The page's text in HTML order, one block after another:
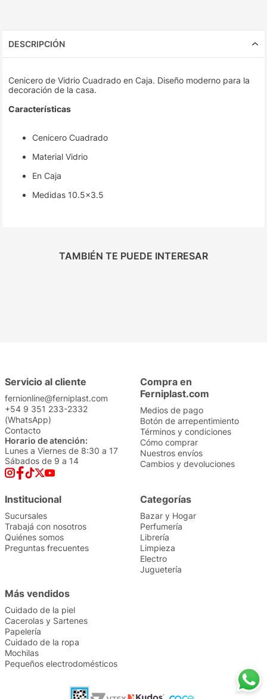
DESCRIPCIÓN
Cenicero de Vidrio Cuadrado en Caja. Diseño moderno para la
decoración de la casa.
Características
Cenicero Cuadrado
Material Vidrio
En Caja
Medidas 10.5x3.5
TAMBIÉN TE PUEDE INTERESAR
Servicio al cliente
fernionline@ferniplast.com
+54 9 351 233-2332
(WhatsApp)
Contacto
Horario de atención:
Lunes a Viernes de 8:30 a 17
Sábados de 9 a 14
Compra en
Ferniplast.com
Medios de pago
Botón de arrepentimiento
Términos y condiciones
Cómo comprar
Nuestros envíos
Cambios y devoluciones
Institucional
Sucursales
Trabajá con nosotros
Quiénes somos
Preguntas frecuentes
Categorías
Bazar y Hogar
Perfumería
Librería
Limpieza
Electro
Juguetería
Más vendidos
Cuidado de la piel
Cacerolas y Sartenes
Papelería
Cuidado de la ropa
Mochilas
Pequeños electrodomésticos